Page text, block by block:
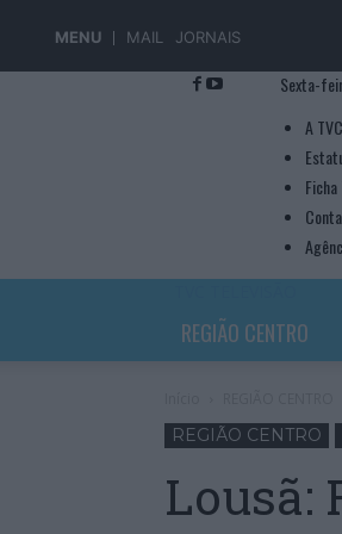
MENU MAIL JORNAIS
Sexta-
A TVC
REGIÃO CENTRO
REGIÃO CENTRO
Lousã: